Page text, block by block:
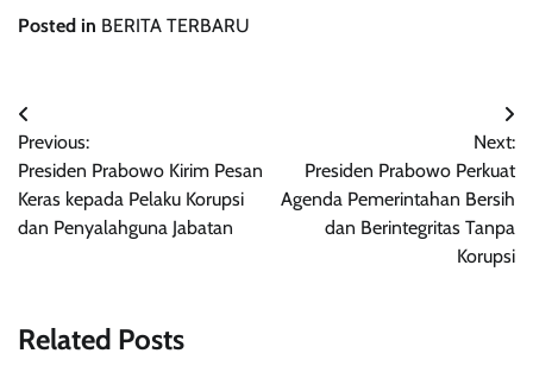
Posted in BERITA TERBARU
Navigasi
pos
Previous:
Presiden Prabowo Kirim Pesan
Keras kepada Pelaku Korupsi
dan Penyalahguna Jabatan
Next:
Presiden Prabowo Perkuat
Agenda Pemerintahan Bersih
dan Berintegritas Tanpa
Korupsi
Related Posts